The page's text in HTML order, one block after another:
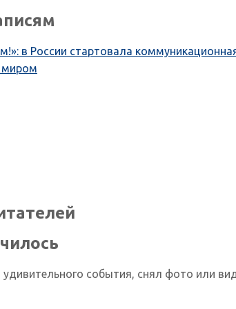
в России стартовала
миром
удивительного события, снял фото или